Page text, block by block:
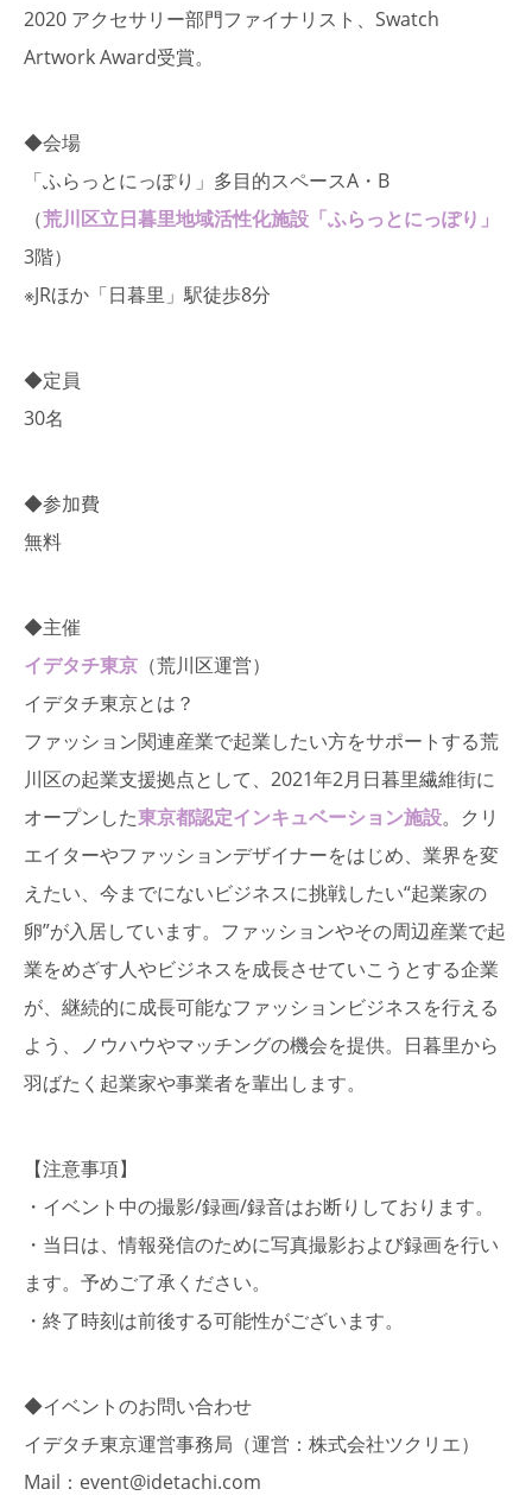
2020 アクセサリー部門ファイナリスト、Swatch
Artwork Award受賞。
◆会場
「ふらっとにっぽり」多目的スペースA・B
（荒川区立日暮里地域活性化施設「ふらっとにっぽり」
3階）
※JRほか「日暮里」駅徒歩8分
◆定員
30名
◆参加費
無料
◆主催
イデタチ東京 （荒川区運営）
イデタチ東京とは？
ファッション関連産業で起業したい方をサポートする荒
川区の起業支援拠点として、2021年2月日暮里繊維街に
オープンした東京都認定インキュベーション施設。クリ
エイターやファッションデザイナーをはじめ、業界を変
えたい、今までにないビジネスに挑戦したい“起業家の
卵”が入居しています。ファッションやその周辺産業で起
業をめざす人やビジネスを成長させていこうとする企業
が、継続的に成長可能なファッションビジネスを行える
よう、ノウハウやマッチングの機会を提供。日暮里から
羽ばたく起業家や事業者を輩出します。
【注意事項】
・イベント中の撮影/録画/録音はお断りしております。
・当日は、情報発信のために写真撮影および録画を行い
ます。予めご了承ください。
・終了時刻は前後する可能性がございます。
◆イベントのお問い合わせ
イデタチ東京運営事務局（運営：株式会社ツクリエ）
Mail：event@idetachi.com